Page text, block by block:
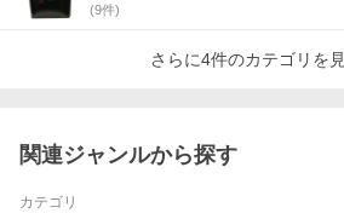
ー Product Information ー
コットン : 98％
ポリウレタン : 2％
【生産国】
(9件)
さらに4件のカテゴリを
関連ジャンルから探す
カテゴリ